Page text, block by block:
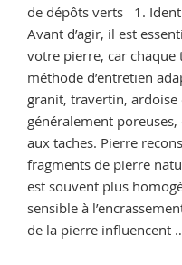
de dépôts verts 1.
Avant d’agir, il est
votre pierre, car chaque
méthode d’entretien
granit, travertin, ardoise
généralement
aux taches. Pierre
fragments de pierre
est souvent plus
sensible à
de la pierre influencent